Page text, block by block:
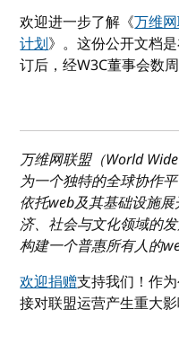
欢迎进一步了解《万维
计划》。这份公开文档
订后，经W3C董事会数
注释说明
万维网联盟（World
为一个独特的全球协作
依托web及其基础设施
济、社会与文化领域的
构建一个普惠所有人的
欢迎捐赠支持我们！作
接对联盟运营产生重大影